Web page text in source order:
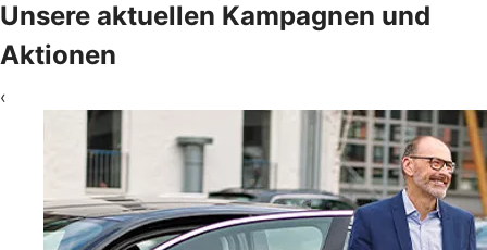
Unsere aktuellen Kampagnen und
Aktionen
‹